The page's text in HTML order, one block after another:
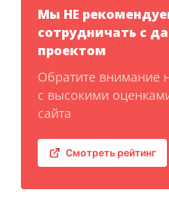
Мы НЕ
сотрудничать с
проектом
Обратите внимание
с высокими
сайта
Смотреть рейтинг